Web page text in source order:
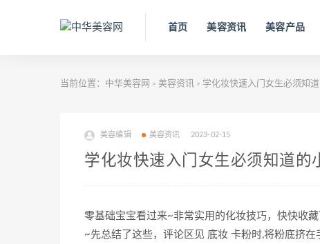
首页 美容资讯 美容产品
当前位置： 中华美容网 > 美容资讯 > 学化妆快速入门女生必须知
美容编辑 美容资讯 2023-02-15
学化妆快速入门女生必须知道的
零基础宝宝看过来~非常实用的化妆技巧，快快收
~先总结了这些，评论区见 底妆 卡粉时,将粉底挤在